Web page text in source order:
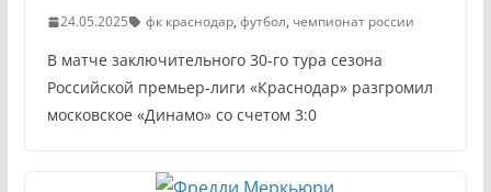
24.05.2025 фк краснодар, футбол, чемпионат россии
В матче заключительного 30-го тура сезона
Российской премьер-лиги «Краснодар» разгромил
московское «Динамо» со счетом 3:0